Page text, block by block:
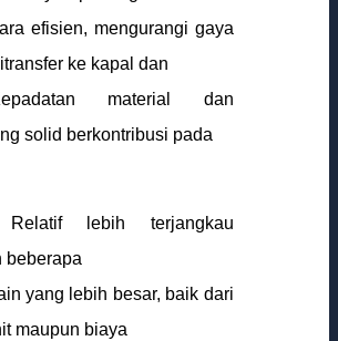
efisien, mengurangi gaya
ke kapal dan
material dan
solid berkontribusi pada
lebih terjangkau
beberapa
yang lebih besar, baik dari
maupun biaya